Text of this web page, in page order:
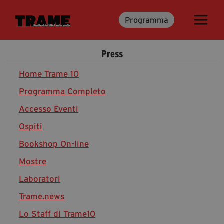
Programma
Trame.15
Libri | Trame.15
Media & Press
News & Kit
Accrediti Stampa | Trame.15
Cartella Stampa
Rassegna Stampa
Partecipa
Press
Home Trame 10
Programma Completo
Accesso Eventi
Ospiti
Bookshop On-line
Mostre
Laboratori
Trame.news
Lo Staff di Trame10